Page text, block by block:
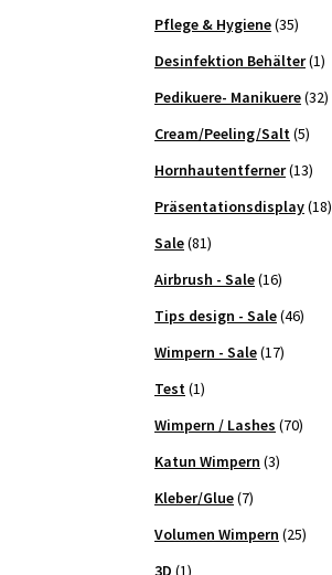
Pflege & Hygiene(35)
Desinfektion Behälter(1)
Pedikuere- Manikuere(32)
Cream/Peeling/Salt(5)
Hornhautentferner(13)
Präsentationsdisplay(18)
Sale(81)
Airbrush - Sale(16)
Tips design - Sale(46)
Wimpern - Sale(17)
Test(1)
Wimpern / Lashes (70)
Katun Wimpern (3)
Kleber/Glue(7)
Volumen Wimpern (25)
3D (1)